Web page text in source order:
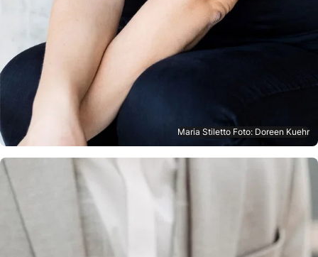
Maria Stiletto Foto: Doreen Kuehr